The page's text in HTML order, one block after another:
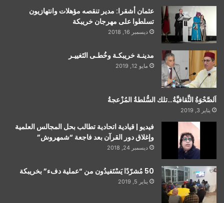
عثمان أشقرا: مدير تنقصه مؤهلات وانتهازيون
تسلطوا على مهرجان خريبكة
ديسمبر 16, 2018
مدينـة خريبكـة وخُطـى التَغييـر
مايو 12, 2019
اَلصَّحْوَةُ الثَّقافيَّةُ…تلك السُّلطةُ المُزْعجةُ
يناير 3, 2019
فيديو | قيادية اتحادية تطالب بحل المجالس العلمية
وإغلاق دور القرآن بعد فاجعة “شمهروش”
ديسمبر 24, 2018
50 مُشرّدًا يَسْتَفيدُون من “عملية دفء” بخريبكة
يناير 5, 2019